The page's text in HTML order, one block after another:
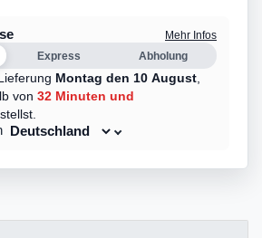
Mehr Infos
Express Abholung
Montag den 10 August
von 32 Minuten und